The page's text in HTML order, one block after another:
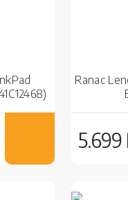
Ranac
5.699